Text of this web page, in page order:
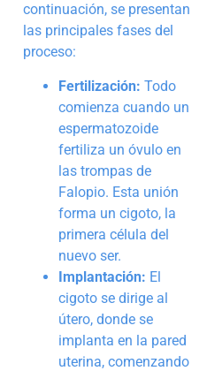
continuación, se presentan
las principales fases del
proceso:
Fertilización: Todo
comienza cuando un
espermatozoide
fertiliza un óvulo en
las trompas de
Falopio. Esta unión
forma un cigoto, la
primera célula del
nuevo ser.
Implantación: El
cigoto se dirige al
útero, donde se
implanta en la pared
uterina, comenzando